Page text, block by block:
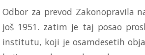
Odbor za prevod Zakonopravila
još 1951. zatim je taj posao
institutu, koji je osamdesetih